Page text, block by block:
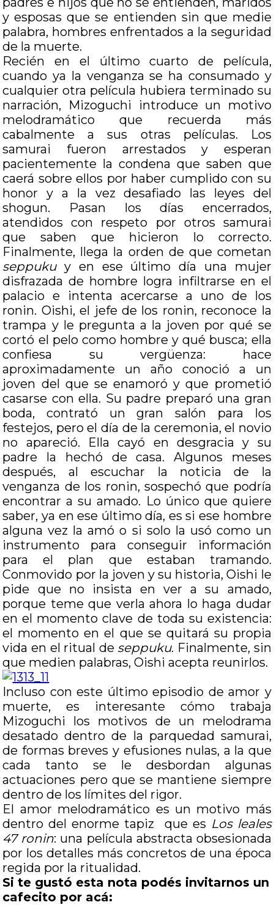
y esposas que se entienden sin que medie
palabra, hombres enfrentados a la seguridad
de la muerte.
Recién en el último cuarto de película,
cuando ya la venganza se ha consumado y
cualquier otra película hubiera terminado su
narración, Mizoguchi introduce un motivo
melodramático que recuerda más
cabalmente a sus otras películas. Los
samurai fueron arrestados y esperan
pacientemente la condena que saben que
caerá sobre ellos por haber cumplido con su
honor y a la vez desafiado las leyes del
shogun. Pasan los días encerrados,
atendidos con respeto por otros samurai
que saben que hicieron lo correcto.
Finalmente, llega la orden de que cometan
seppukuy en ese último día una mujer
disfrazada de hombre logra infiltrarse en el
palacio e intenta acercarse a uno de los
ronin. Oishi, el jefe de los ronin, reconoce la
trampa y le pregunta a la joven por qué se
cortó el pelo como hombre y qué busca; ella
confiesa su vergüenza: hace
aproximadamente un año conoció a un
joven del que se enamoró y que prometió
casarse con ella. Su padre preparó una gran
boda, contrató un gran salón para los
festejos, pero el día de la ceremonia, el novio
no apareció. Ella cayó en desgracia y su
padre la hechó de casa. Algunos meses
después, al escuchar la noticia de la
venganza de los ronin, sospechó que podría
encontrar a su amado. Lo único que quiere
saber, ya en ese último día, es si ese hombre
alguna vez la amó o si solo la usó como un
instrumento para conseguir información
para el plan que estaban tramando.
Conmovido por la joven y su historia, Oishi le
pide que no insista en ver a su amado,
porque teme que verla ahora lo haga dudar
en el momento clave de toda su existencia:
el momento en el que se quitará su propia
vida en el ritual de seppuku. Finalmente, sin
que medien palabras, Oishi acepta reunirlos.
Incluso con este último episodio de amor y
muerte, es interesante cómo trabaja
Mizoguchi los motivos de un melodrama
desatado dentro de la parquedad samurai,
de formas breves y efusiones nulas, a la que
cada tanto se le desbordan algunas
actuaciones pero que se mantiene siempre
dentro de los límites del rigor.
El amor melodramático es un motivo más
dentro del enorme tapiz que es Los leales
47 ronin: una película abstracta obsesionada
por los detalles más concretos de una época
regida por la ritualidad.
Si te gustó esta nota podés invitarnos un
cafecito por acá: